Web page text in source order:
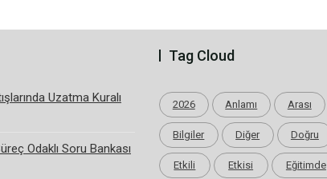
Uzatma Kuralı
Odaklı Soru Bankası
Tag Cloud
2026 Anlamı Arası
Bilgiler Diğer Doğru
Etkili Etkisi Eğitimde